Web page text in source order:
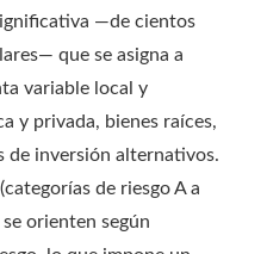
—de cientos
que se asigna a
variable local y
y privada, bienes raíces,
de inversión alternativos.
de riesgo A a
orienten según